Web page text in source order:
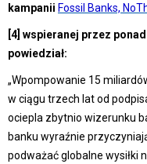
kampanii Fossil Banks,
[4] wspieranej przez
powiedział:
„Wpompowanie 15
w ciągu trzech lat od
ociepla zbytnio wizerunku
banku wyraźnie
podważać globalne wysiłki